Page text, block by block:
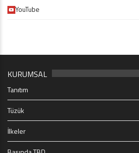
YouTube
KURUMSAL
Tanıtım
Tüzük
İlkeler